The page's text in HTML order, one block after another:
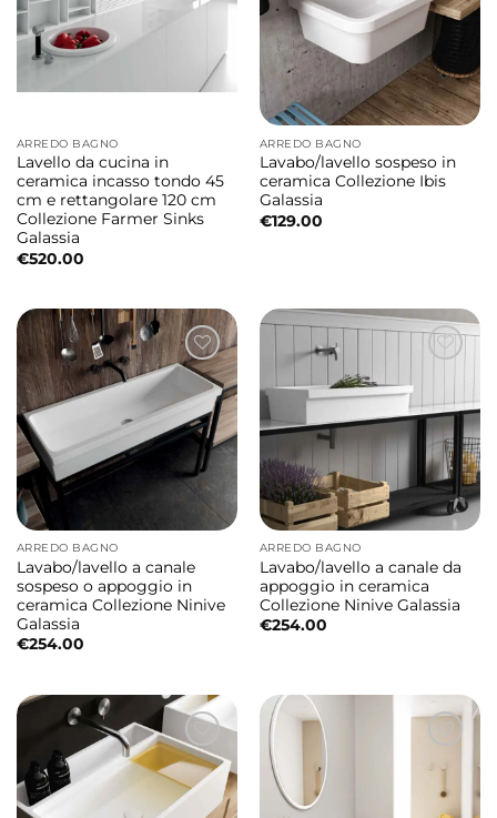
ARREDO BAGNO
Lavello da cucina in
ceramica incasso tondo 45
cm e rettangolare 120 cm
Collezione Farmer Sinks
Galassia
€520.00
ARREDO BAGNO
Lavabo/lavello sospeso in
ceramica Collezione Ibis
Galassia
€129.00
ARREDO BAGNO
Lavabo/lavello a canale
sospeso o appoggio in
ceramica Collezione Ninive
Galassia
€254.00
ARREDO BAGNO
Lavabo/lavello a canale da
appoggio in ceramica
Collezione Ninive Galassia
€254.00